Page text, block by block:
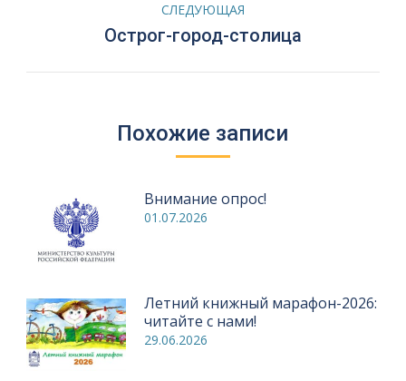
СЛЕДУЮЩАЯ
Следующая
Острог-город-столица
Похожие записи
Внимание опрос!
01.07.2026
Летний книжный марафон-2026:
читайте с нами!
29.06.2026